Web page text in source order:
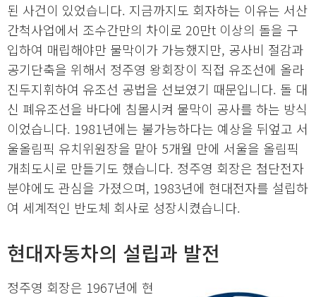
된 사건이 있었습니다. 지금까지도 회자하는 이유는 서산
간척사업에서 조수간만의 차이로 20만t 이상의 돌을 구
입하여 매립해야만 물막이가 가능했지만, 공사비 절감과
공기단축을 위해서 정주영 왕회장이 직접 유조선에 올라
진두지휘하여 유조선 공법을 선보였기 때문입니다. 돌 대
신 폐유조선을 바다에 침몰시켜 물막이 공사를 하는 방식
이었습니다. 1981년에는 불가능하다는 예상을 뒤엎고 서
울올림픽 유치위원장을 맡아 5개월 만에 서울을 올림픽
개최도시로 만들기도 했습니다. 정주영 회장은 첨단전자
분야에도 관심을 가졌으며, 1983년에 현대전자를 설립하
여 세계적인 반도체 회사로 성장시켰습니다.
현대자동차의 설립과 발전
정주영 회장은 1967년에 현